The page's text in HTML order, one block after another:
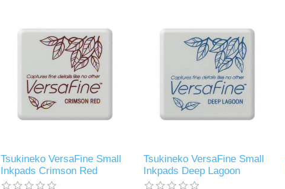
Tsukineko VersaFine Small
Inkpads Crimson Red
Tsukineko VersaFine Small
Inkpads Deep Lagoon